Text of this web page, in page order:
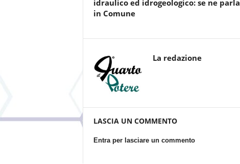
idraulico ed idrogeologico: se ne parla
in Comune
La redazione
LASCIA UN COMMENTO
Entra per lasciare un commento